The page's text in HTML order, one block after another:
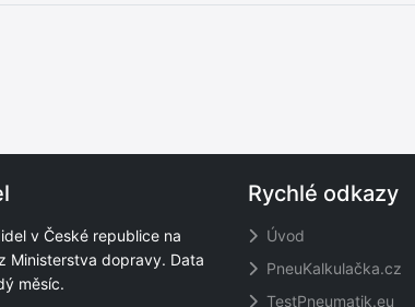
v České republice na
Ministerstva dopravy. Data
měsíc.
Rychlé odkazy
Úvod
PneuKalkulačka.cz
TestPneumatik.eu